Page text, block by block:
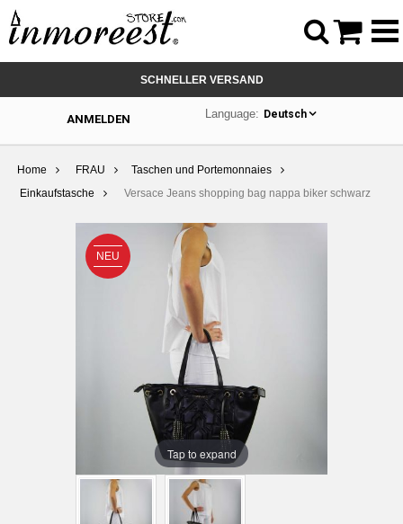
SCHNELLER VERSAND
ANMELDEN Language: Deutsch
Home FRAU
Taschen und Portemonnaies
Einkaufstasche
Versace Jeans shopping bag nappa biker schwarz
NEU
Tap to expand
 